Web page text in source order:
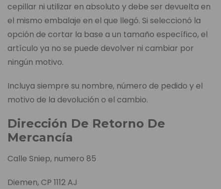
cepillar ni utilizar en absoluto y debe ser devuelta en
el mismo embalaje en el que llegó. Si seleccionó la
opción de cortar la base a un tamaño específico, el
artículo ya no se puede devolver ni cambiar por
ningún motivo.
Incluya siempre su nombre, número de pedido y el
motivo de la devolución o el cambio.
Dirección De Retorno De
Mercancía
Calle Sniep, numero 85
Diemen, CP 1112 AJ